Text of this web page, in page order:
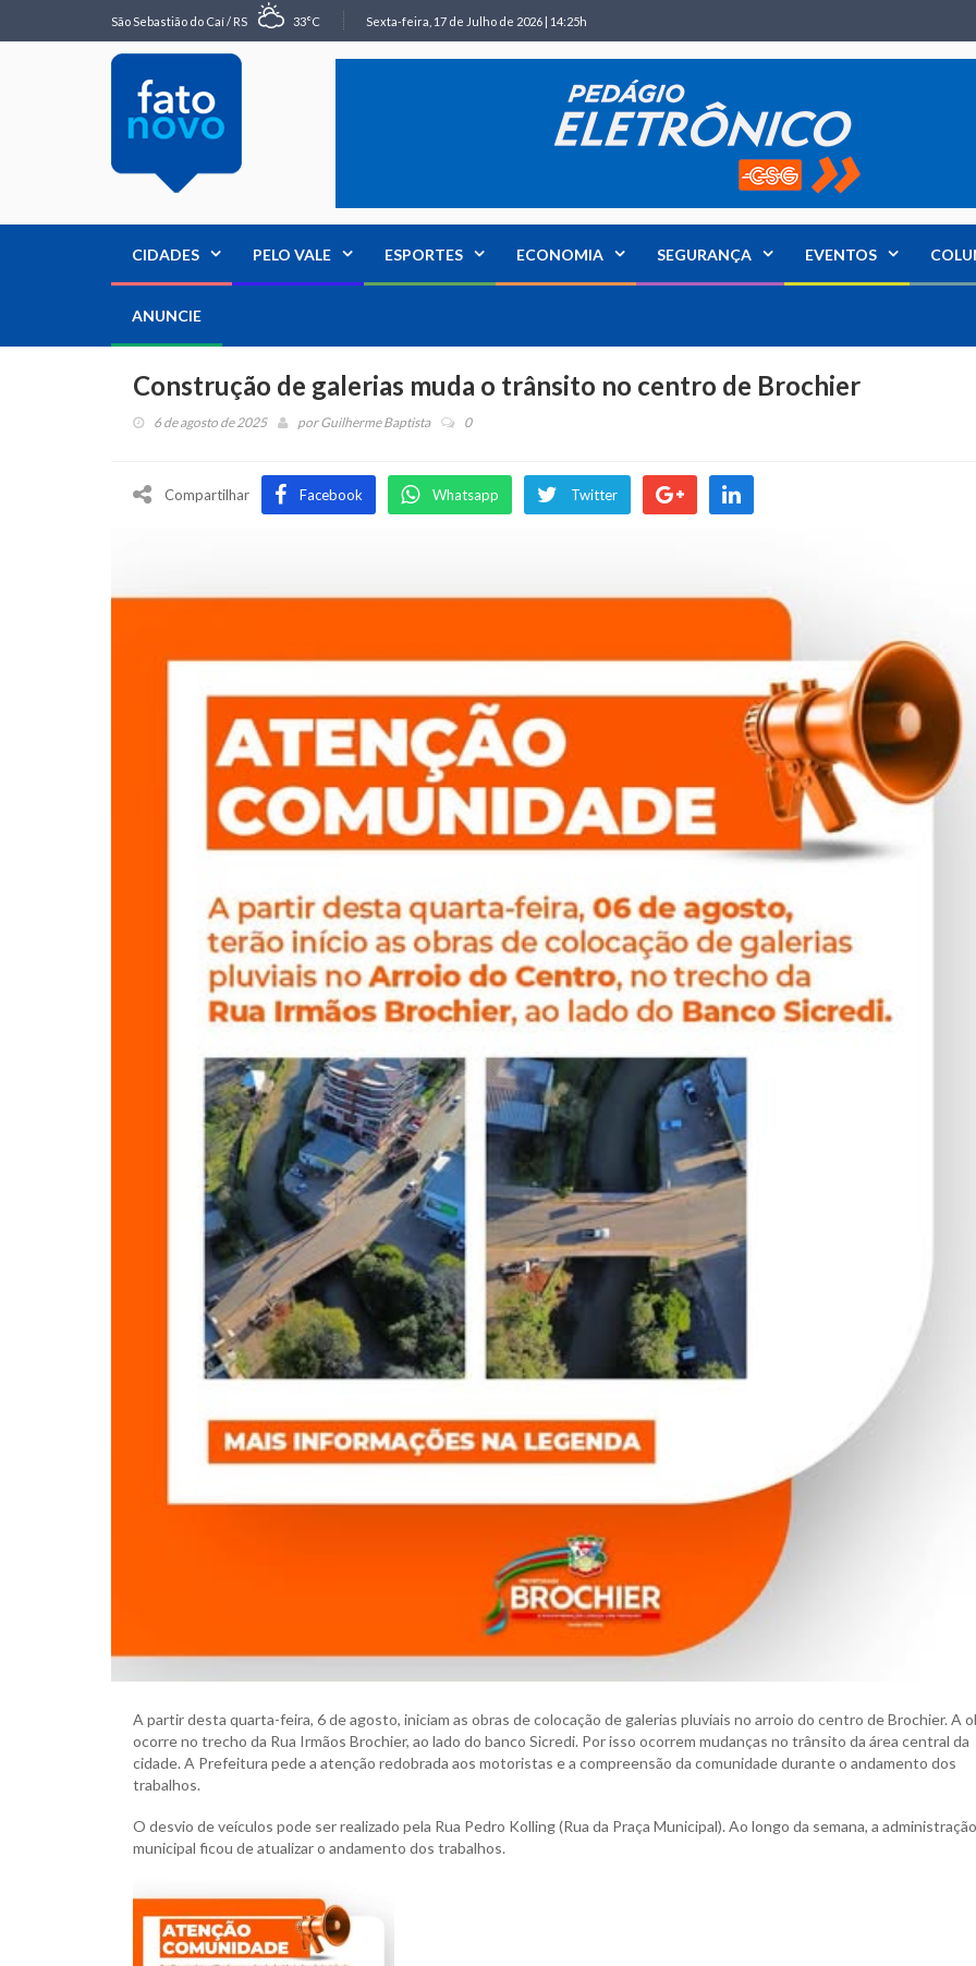
São Sebastião do Caí / RS 33°C Sexta-feira, 17 de Julho de 2026 | 14:25h
CIDADES PELO VALE ESPORTES ECONOMIA SEGURANÇA EVENTOS
ANUNCIE
Construção de galerias muda o trânsito no centro de Brochier
6 de agosto de 2025 porGuilherme Baptista 0
Compartilhar Facebook Whatsapp Twitter
A partir desta quarta-feira, 6 de agosto, iniciam as obras de colocação de galerias pluviais no arroio do centro de Brochier. A
ocorre no trecho da Rua Irmãos Brochier, ao lado do banco Sicredi. Por isso ocorrem mudanças no trânsito da área central da
cidade. A Prefeitura pede a atenção redobrada aos motoristas e a compreensão da comunidade durante o andamento dos
trabalhos.
O desvio de veículos pode ser realizado pela Rua Pedro Kolling (Rua da Praça Municipal). Ao longo da semana, a administração
municipal ficou de atualizar o andamento dos trabalhos.